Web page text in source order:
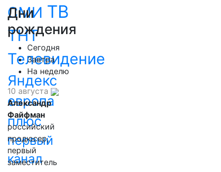
СМИ ТВ
ТНТ
Телевидение
Яндекс
европа
плюс
первый
канал
Дни
рождения
Сегодня
Завтра
На неделю
10 августа
Александр
Файфман
российский
продюсер,
первый
заместитель